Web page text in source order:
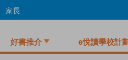
家長
好書推介 e悅讀學校計劃